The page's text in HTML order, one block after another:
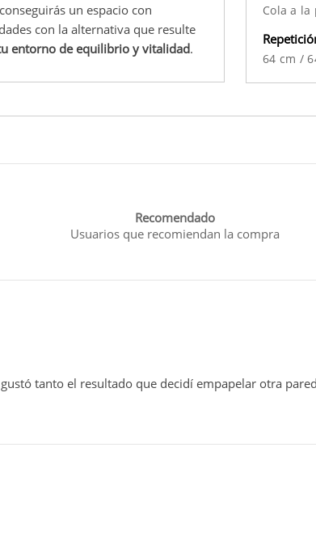
un espacio con
con la alternativa que resulte
entorno de equilibrio y vitalidad.
Cola a la
64 cm /
Recomendado
Usuarios que recomiendan la compra
tanto el resultado que decidí empapelar otra